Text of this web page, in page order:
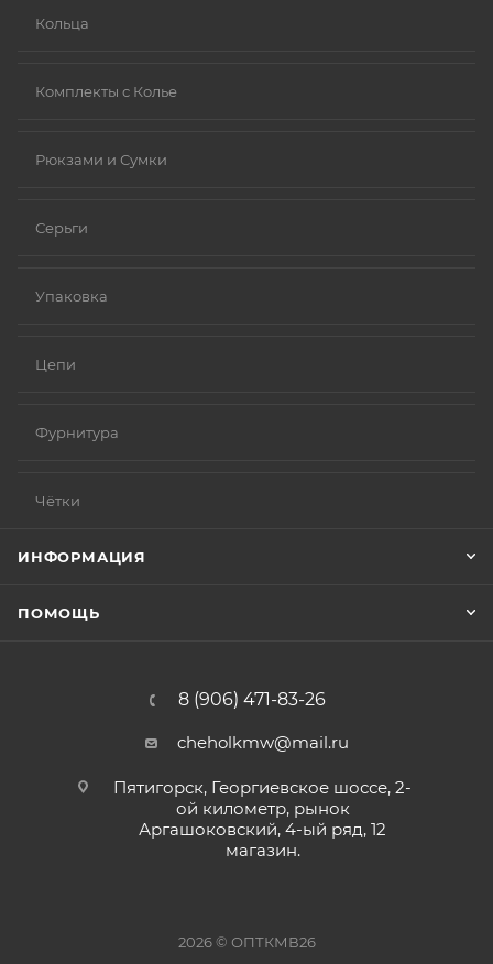
Кольца
Комплекты с Колье
Рюкзами и Сумки
Серьги
Упаковка
Цепи
Фурнитура
Чётки
ИНФОРМАЦИЯ
ПОМОЩЬ
8 (906) 471-83-26
cheholkmw@mail.ru
Пятигорск, Георгиевское шоссе, 2-
ой километр, рынок
Аргашоковский, 4-ый ряд, 12
магазин.
2026 © ОПТКМВ26